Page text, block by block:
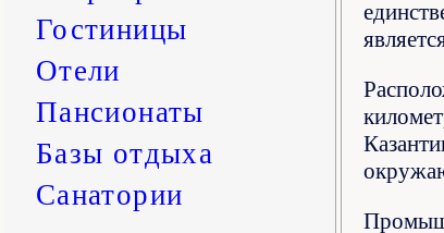
Гостиницы
Отели
Пансионаты
Базы отдыха
Санатории